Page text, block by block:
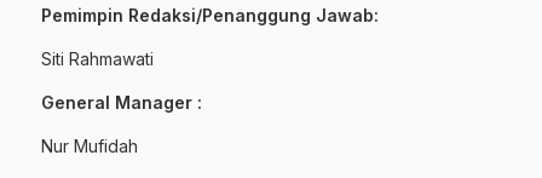
Pemimpin Redaksi/Penanggung Jawab:
Siti Rahmawati
General Manager :
Nur Mufidah